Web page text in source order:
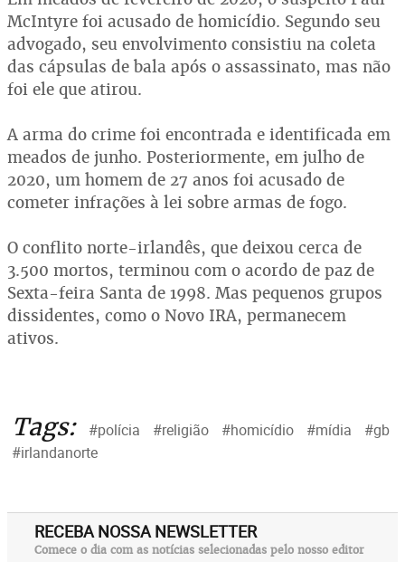
McIntyre foi acusado de homicídio. Segundo seu
advogado, seu envolvimento consistiu na coleta
das cápsulas de bala após o assassinato, mas não
foi ele que atirou.
A arma do crime foi encontrada e identificada em
meados de junho. Posteriormente, em julho de
2020, um homem de 27 anos foi acusado de
cometer infrações à lei sobre armas de fogo.
O conflito norte-irlandês, que deixou cerca de
3.500 mortos, terminou com o acordo de paz de
Sexta-feira Santa de 1998. Mas pequenos grupos
dissidentes, como o Novo IRA, permanecem
ativos.
Tags: #polícia #religião #homicídio #mídia
#gb
#irlandanorte
RECEBA NOSSA NEWSLETTER
Comece o dia com as notícias selecionadas pelo nosso editor